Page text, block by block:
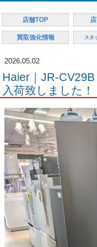
店舗TOP
買取強化情報 スタ
2026.05.02
Haier｜JR-
入荷致しました！